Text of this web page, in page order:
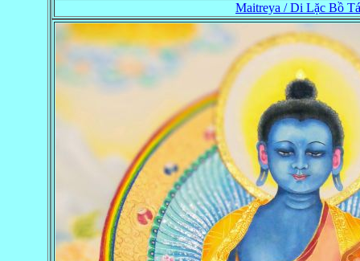
Maitreya / Di Lặc Bồ